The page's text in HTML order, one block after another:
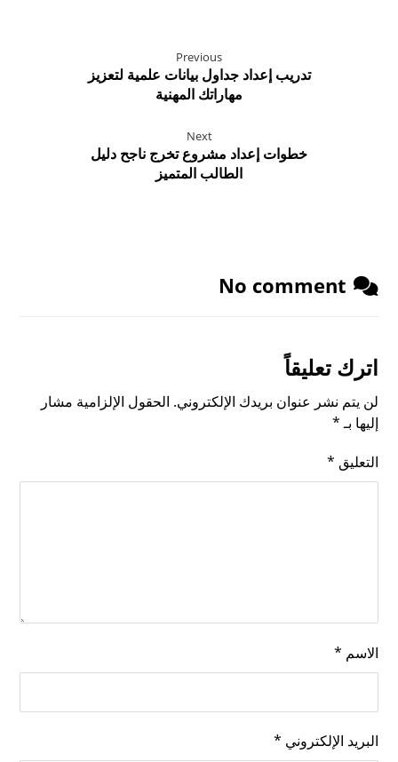
Previous
تدريب إعداد جداول بيانات علمية لتعزيز
مهاراتك المهنية
Next
خطوات إعداد مشروع تخرج ناجح دليل
الطالب المتميز
No comment
اترك تعليقاً
لن يتم نشر عنوان بريدك الإلكتروني. الحقول الإلزامية مشار
إليها بـ*
التعليق *
الاسم *
البريد الإلكتروني *